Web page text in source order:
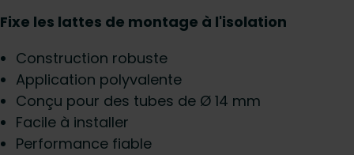
Fixe les lattes de montage à l'isolation
Construction robuste
Application polyvalente
Conçu pour des tubes de Ø 14 mm
Facile à installer
Performance fiable